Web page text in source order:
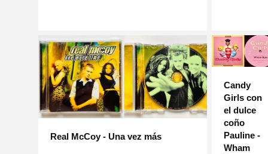
Real McCoy - Una vez más
Candy
Girls con
el dulce
coño
Pauline -
Wham